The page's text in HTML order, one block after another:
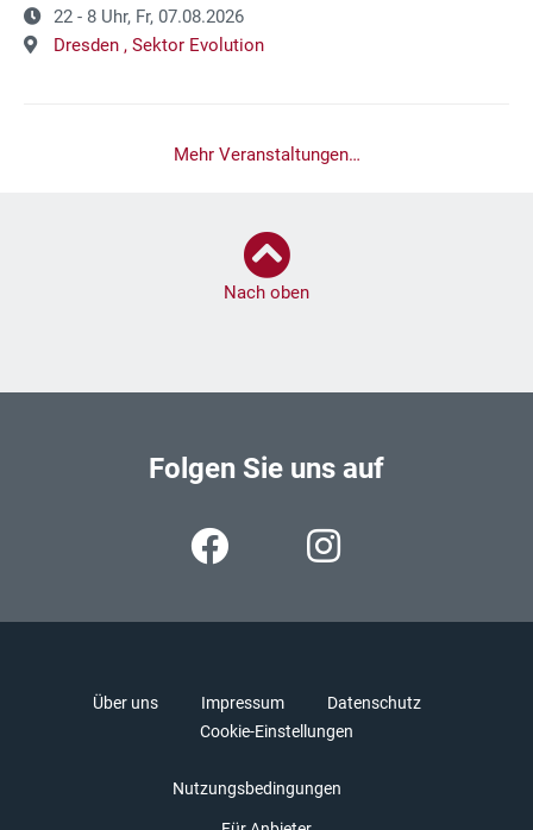
22 - 8 Uhr, Fr, 07.08.2026
Dresden , Sektor Evolution
Mehr Veranstaltungen…
Nach oben
Folgen Sie uns auf
Über uns Impressum
Datenschutz
Cookie-Einstellungen
Nutzungsbedingungen